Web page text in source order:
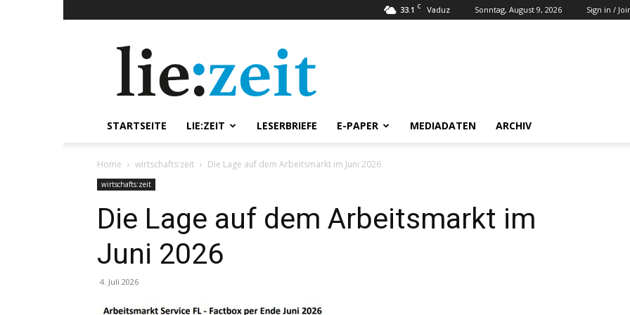
33.1 C Vaduz Sonntag, August 9, 2026 Sign in /
STARTSEITE LIE:ZEIT LESERBRIEFE E-PAPER MEDIADATEN ARCHIV
Home wirtschafts:zeit Die Lage auf dem Arbeitsmarkt im Juni 2026
wirtschafts:zeit
Die Lage auf dem Arbeitsmarkt im
Juni 2026
4. Juli 2026